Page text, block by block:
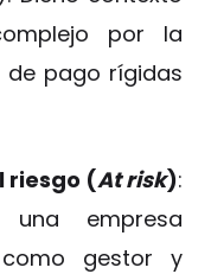
por la
de pago rígidas
riesgo (At risk):
empresa
gestor y